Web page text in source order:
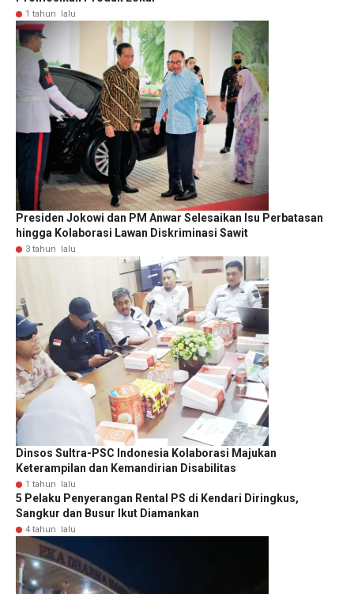
1 tahun lalu
Presiden Jokowi dan PM Anwar Selesaikan Isu Perbatasan
hingga Kolaborasi Lawan Diskriminasi Sawit
3 tahun lalu
Dinsos Sultra-PSC Indonesia Kolaborasi Majukan
Keterampilan dan Kemandirian Disabilitas
1 tahun lalu
5 Pelaku Penyerangan Rental PS di Kendari Diringkus,
Sangkur dan Busur Ikut Diamankan
4 tahun lalu